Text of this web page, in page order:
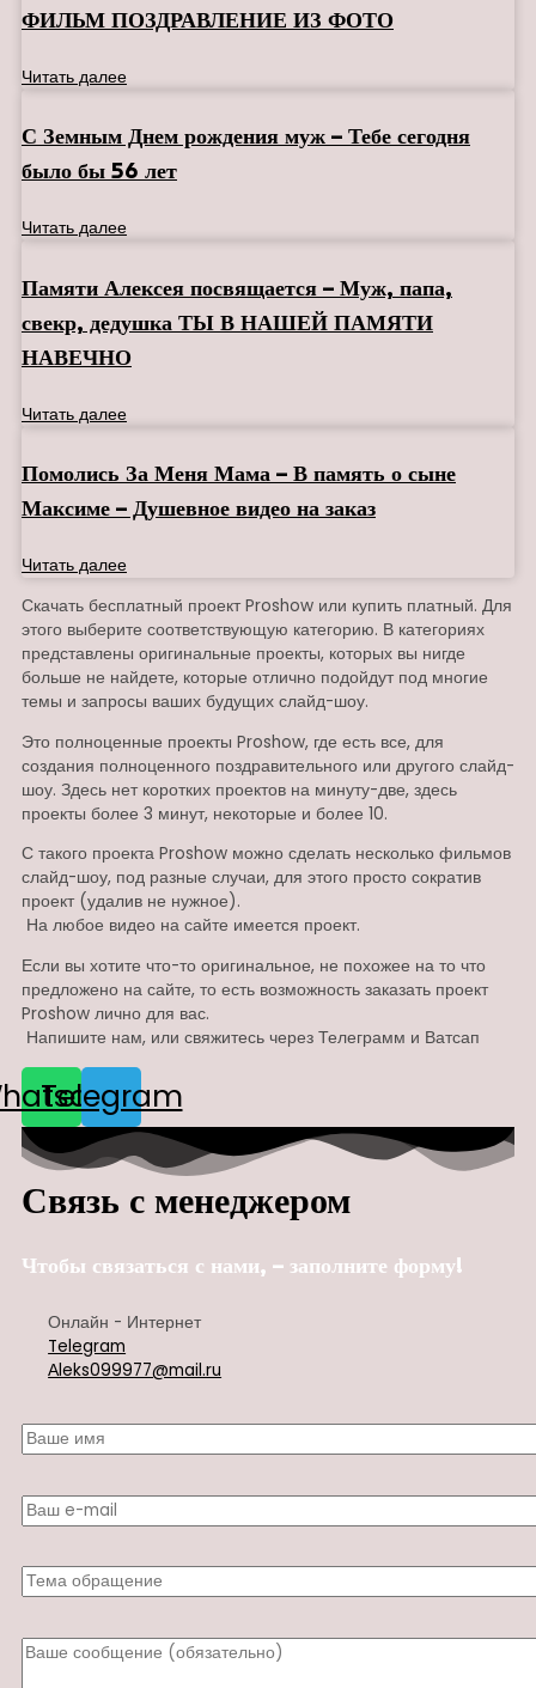
ФИЛЬМ ПОЗДРАВЛЕНИЕ ИЗ ФОТО
Читать далее
С Земным Днем рождения муж – Тебе сегодня
было бы 56 лет
Читать далее
Памяти Алексея посвящается – Муж, папа,
свекр, дедушка ТЫ В НАШЕЙ ПАМЯТИ
НАВЕЧНО
Читать далее
Помолись За Меня Мама – В память о сыне
Максиме – Душевное видео на заказ
Читать далее
Скачать бесплатный проект Proshow или купить платный. Для
этого выберите соответствующую категорию. В категориях
представлены оригинальные проекты, которых вы нигде
больше не найдете, которые отлично подойдут под многие
темы и запросы ваших будущих слайд-шоу.
Это полноценные проекты Proshow, где есть все, для
создания полноценного поздравительного или другого слайд-
шоу. Здесь нет коротких проектов на минуту-две, здесь
проекты более 3 минут, некоторые и более 10.
С такого проекта Proshow можно сделать несколько фильмов
слайд-шоу, под разные случаи, для этого просто сократив
проект (удалив не нужное).
На любое видео на сайте имеется проект.
Если вы хотите что-то оригинальное, не похожее на то что
предложено на сайте, то есть возможность заказать проект
Proshow лично для вас.
Напишите нам, или свяжитесь через Телеграмм и Ватсап
Telegram
Связь с менеджером
Чтобы связаться с нами, – заполните форму!
Онлайн - Интернет
Telegram
Аleks099977@mail.ru